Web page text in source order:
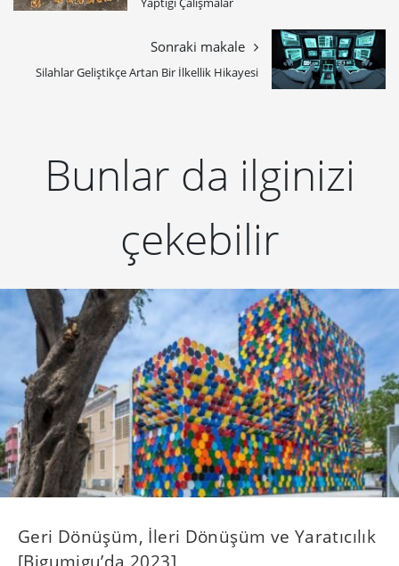
Sonraki makale
Silahlar Geliştikçe Artan Bir İlkellik Hikayesi
Bunlar da ilginizi
çekebilir
Geri Dönüşüm, İleri Dönüşüm ve Yaratıcılık
[Bigumigu’da 2023]